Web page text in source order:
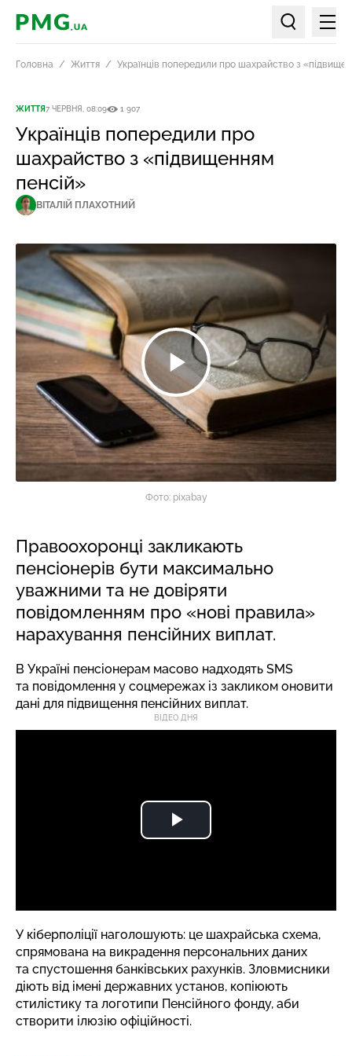
PMG.ua
Пошук по
Головна Життя Українців попередили про шахрайство з
ЖИТТЯ7 ЧЕРВНЯ, 08:09 1 907
Українців попередили про
шахрайство з «підвищенням
пенсій»
ВІТАЛІЙ ПЛАХОТНИЙ
Фото: pixabay
Правоохоронці закликають
пенсіонерів бути максимально
уважними та не довіряти
повідомленням про «нові правила»
нарахування пенсійних виплат.
В Україні пенсіонерам масово надходять SMS
та повідомлення у соцмережах із закликом оновити
дані для підвищення пенсійних виплат.
ВІДЕО ДНЯ
У кіберполіції наголошують: це шахрайська схема,
спрямована на викрадення персональних даних
та спустошення банківських рахунків. Зловмисники
діють від імені державних установ, копіюють
стилістику та логотипи Пенсійного фонду, аби
створити ілюзію офіційності.